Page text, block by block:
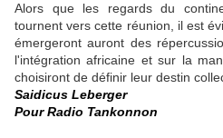
Alors que les regards du
tournent vers cette réunion, il est
émergeront auront des
l'intégration africaine et sur la
choisiront de définir leur destin
Saidicus Leberger
Pour Radio Tankonnon